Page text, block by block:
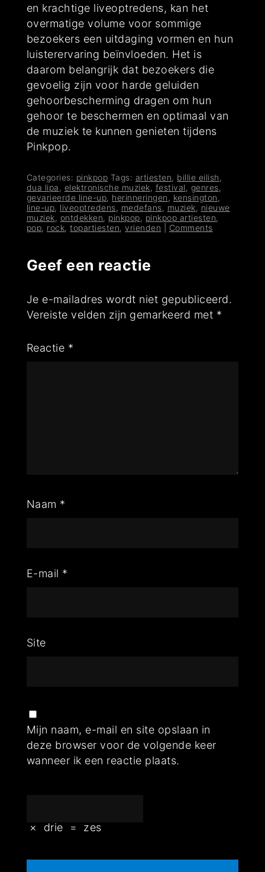
en krachtige liveoptredens, kan het
overmatige volume voor sommige
bezoekers een uitdaging vormen en hun
luisterervaring beïnvloeden. Het is
daarom belangrijk dat bezoekers die
gevoelig zijn voor harde geluiden
gehoorbescherming dragen om hun
gehoor te beschermen en optimaal van
de muziek te kunnen genieten tijdens
Pinkpop.
Categories: pinkpop Tags: artiesten, billie eilish ,
dua lipa , elektronische muziek, festival , genres,
gevarieerde line-up, herinneringen , kensington ,
line-up, liveoptredens, medefans, muziek, nieuwe
muziek, ontdekken, pinkpop, pinkpop artiesten,
pop, rock,topartiesten,vrienden Comments
Geef een reactie
Je e-mailadres wordt niet gepubliceerd.
Vereiste velden zijn gemarkeerd met *
Reactie *
Naam *
E-mail *
Site
Mijn naam, e-mail en site opslaan in
deze browser voor de volgende keer
wanneer ik een reactie plaats.
× drie = zes